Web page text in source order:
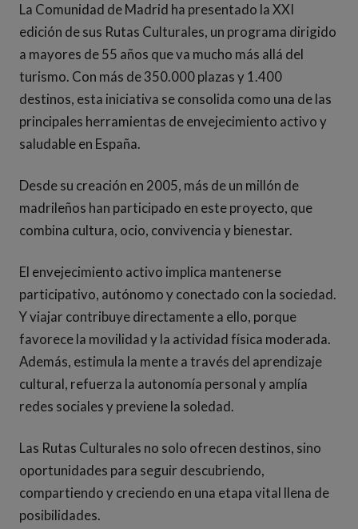
La Comunidad de Madrid ha presentado la XXI
edición de sus Rutas Culturales, un programa dirigido
a mayores de 55 años que va mucho más allá del
turismo. Con más de 350.000 plazas y 1.400
destinos, esta iniciativa se consolida como una de las
principales herramientas de envejecimiento activo y
saludable en España.
Desde su creación en 2005, más de un millón de
madrileños han participado en este proyecto, que
combina cultura, ocio, convivencia y bienestar.
El envejecimiento activo implica mantenerse
participativo, autónomo y conectado con la sociedad.
Y viajar contribuye directamente a ello, porque
favorece la movilidad y la actividad física moderada.
Además, estimula la mente a través del aprendizaje
cultural, refuerza la autonomía personal y amplía
redes sociales y previene la soledad.
Las Rutas Culturales no solo ofrecen destinos, sino
oportunidades para seguir descubriendo,
compartiendo y creciendo en una etapa vital llena de
posibilidades.